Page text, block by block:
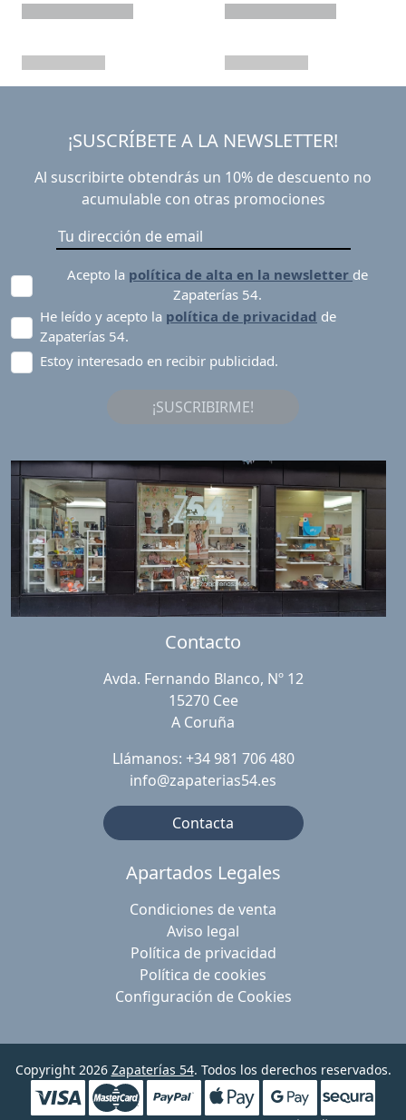
¡SUSCRÍBETE A LA NEWSLETTER!
Al suscribirte obtendrás un 10% de descuento no
acumulable con otras promociones
Acepto la política de alta en la newsletter de
Zapaterías 54.
He leído y acepto la política de privacidad de
Zapaterías 54.
Estoy interesado en recibir publicidad.
¡SUSCRIBIRME!
Contacto
Avda. Fernando Blanco, Nº 12
15270 Cee
A Coruña
Llámanos: +34 981 706 480
info@zapaterias54.es
Contacta
Apartados Legales
Condiciones de venta
Aviso legal
Política de privacidad
Política de cookies
Configuración de Cookies
Copyright 2026 Zapaterías 54. Todos los derechos reservados.